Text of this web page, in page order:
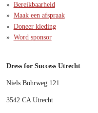
Bereikbaarheid
Maak een afspraak
Doneer kleding
Word sponsor
Dress for Success Utrecht
Niels Bohrweg 121
3542 CA Utrecht